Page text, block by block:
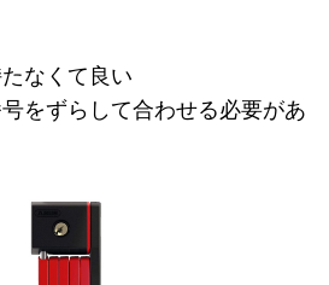
なくて良い
をずらして合わせる必要があ